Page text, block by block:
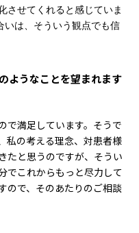
させてくれると感じていま
いは、 そういう観点でも信
ようなことを望まれます
で満足しています。 そうで
私の考える理念、対患者様
たと思うのですが、そうい
でこれからもっと尽力して
ので、そのあたりのご相談